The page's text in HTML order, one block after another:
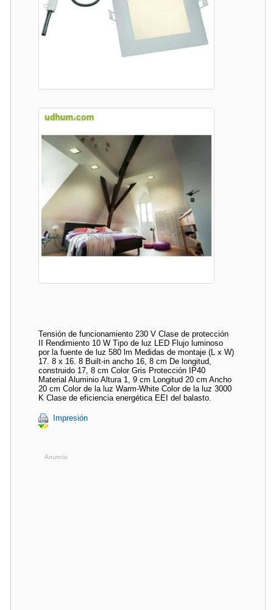
Tensión de funcionamiento 230 V Clase de protección
II Rendimiento 10 W Tipo de luz LED Flujo luminoso
por la fuente de luz 580 lm Medidas de montaje (L x W)
17. 8 x 16. 8 Built-in ancho 16, 8 cm De longitud,
construido 17, 8 cm Color Gris Protección IP40
Material Aluminio Altura 1, 9 cm Longitud 20 cm Ancho
20 cm Color de la luz Warm-White Color de la luz 3000
K Clase de eficiencia energética EEI del balasto.
Impresión
Anuncio